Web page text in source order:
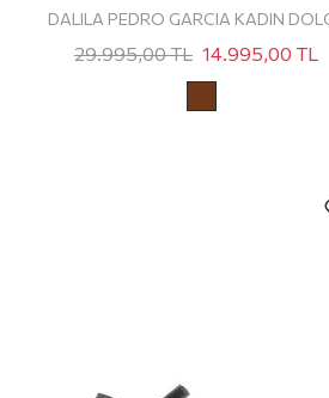
29.995,00TL 14.995,00 TL